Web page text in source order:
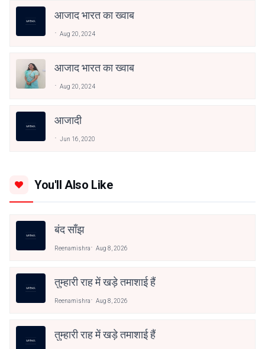
आजाद भारत का ख्वाब
Aug 20, 2024
आजाद भारत का ख्वाब
Aug 20, 2024
आजादी
Jun 16, 2020
You'll Also Like
बंद साँझ
Reenamishra Aug 8, 2026
तुम्हारी राह में खड़े तमाशाई हैं
Reenamishra Aug 8, 2026
तुम्हारी राह में खड़े तमाशाई हैं